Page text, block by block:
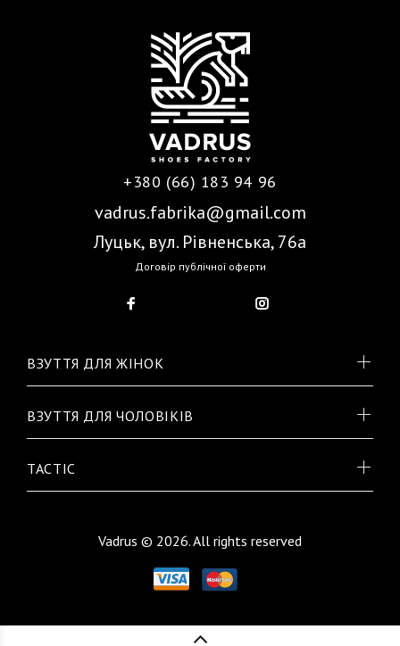
+380 (66) 183 94 96
vadrus.fabrika@gmail.com
Луцьк, вул. Рівненська, 76а
Договір публічної оферти
ВЗУТТЯ ДЛЯ ЖІНОК
ВЗУТТЯ ДЛЯ ЧОЛОВІКІВ
TACTIC
Vadrus © 2026. All rights reserved